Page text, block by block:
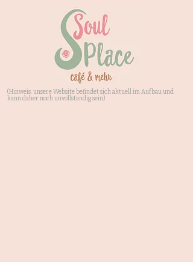
(Hinweis: unsere Website befindet sich aktuell im Aufbau und
kann daher noch unvollständig sein)